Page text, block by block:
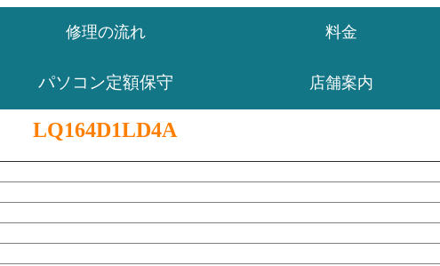
修理の流れ 料金
パソコン定額保守 店舗案内
LQ164D1LD4A